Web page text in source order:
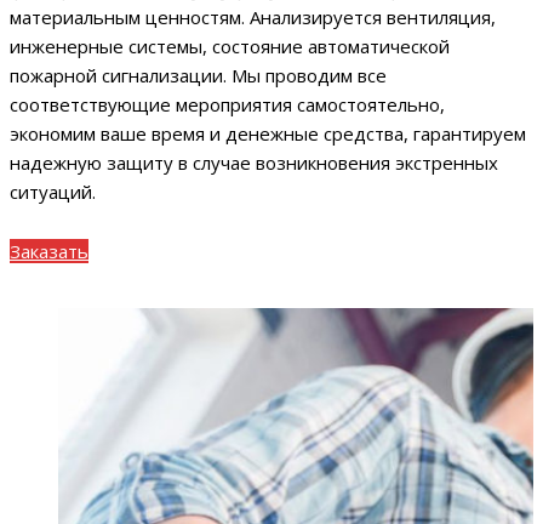
материальным ценностям. Анализируется вентиляция,
инженерные системы, состояние автоматической
пожарной сигнализации. Мы проводим все
соответствующие мероприятия самостоятельно,
экономим ваше время и денежные средства, гарантируем
надежную защиту в случае возникновения экстренных
ситуаций.
Заказать